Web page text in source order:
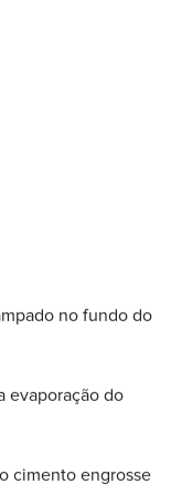
no fundo do
evaporação do
cimento engrosse